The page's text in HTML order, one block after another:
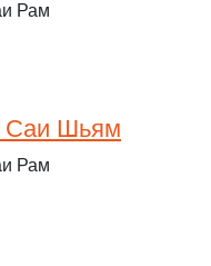
Рам
Саи Шьям
Рам